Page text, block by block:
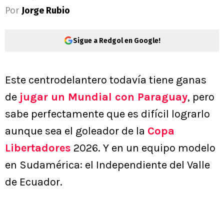
Por Jorge Rubio
Sigue a Redgol en Google!
Este centrodelantero todavía tiene ganas
de jugar un Mundial con Paraguay, pero
sabe perfectamente que es difícil lograrlo
aunque sea el goleador de la Copa
Libertadores 2026. Y en un equipo modelo
en Sudamérica: el Independiente del Valle
de Ecuador.